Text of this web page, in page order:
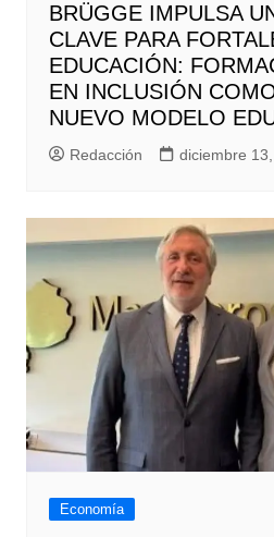
BRÜGGE IMPULSA
CLAVE PARA
EDUCACIÓN:
EN INCLUSIÓN
NUEVO MODELO
Redacción diciembre
Economía